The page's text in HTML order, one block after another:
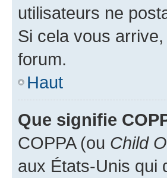
utilisateurs ne
Si cela vous
forum.
Haut
Que signifie
COPPA (ou Child
aux États-Unis qui